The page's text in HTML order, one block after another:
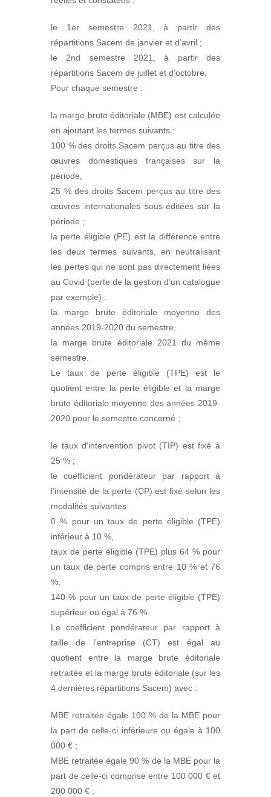
le 1er semestre 2021, à partir des
répartitions Sacem de janvier et d’avril ;
le 2nd semestre 2021, à partir des
répartitions Sacem de juillet et d’octobre.
Pour chaque semestre :
la marge brute éditoriale (MBE) est calculée
en ajoutant les termes suivants :
100 % des droits Sacem perçus au titre des
œuvres domestiques françaises sur la
période,
25 % des droits Sacem perçus au titre des
œuvres internationales sous-éditées sur la
période ;
la perte éligible (PE) est la différence entre
les deux termes suivants, en neutralisant
les pertes qui ne sont pas directement liées
au Covid (perte de la gestion d’un catalogue
par exemple) :
la marge brute éditoriale moyenne des
années 2019-2020 du semestre,
la marge brute éditoriale 2021 du même
semestre.
Le taux de perte éligible (TPE) est le
quotient entre la perte éligible et la marge
brute éditoriale moyenne des années 2019-
2020 pour le semestre concerné ;
le taux d’intervention pivot (TIP) est fixé à
25 % ;
le coefficient pondérateur par rapport à
l’intensité de la perte (CP) est fixé selon les
modalités suivantes
0 % pour un taux de perte éligible (TPE)
inférieur à 10 %,
taux de perte éligible (TPE) plus 64 % pour
un taux de perte compris entre 10 % et 76
%,
140 % pour un taux de perte éligible (TPE)
supérieur ou égal à 76 %.
Le coefficient pondérateur par rapport à
taille de l’entreprise (CT) est égal au
quotient entre la marge brute éditoriale
retraitée et la marge brute éditoriale (sur les
4 dernières répartitions Sacem) avec :
MBE retraitée égale 100 % de la MBE pour
la part de celle-ci inférieure ou égale à 100
000 € ;
MBE retraitée égale 90 % de la MBE pour la
part de celle-ci comprise entre 100 000 € et
200 000 € ;